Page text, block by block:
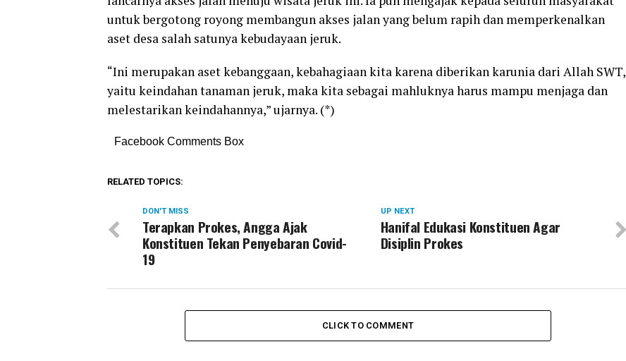
untuk bergotong royong membangun akses jalan yang belum rapih dan memperkenalkan
aset desa salah satunya kebudayaan jeruk.
“Ini merupakan aset kebanggaan, kebahagiaan kita karena diberikan karunia dari Allah SWT,
yaitu keindahan tanaman jeruk, maka kita sebagai mahluknya harus mampu menjaga dan
melestarikan keindahannya,” ujarnya. (*)
Facebook Comments Box
RELATED TOPICS:
UP NEXT
Hanifal Edukasi Konstituen Agar
Disiplin Prokes
DON'T MISS
Terapkan Prokes, Angga Ajak
Konstituen Tekan Penyebaran Covid-
19
CLICK TO COMMENT